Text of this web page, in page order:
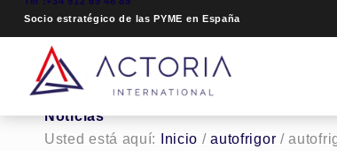
Socio estratégico de las PYME en España
Noticias
Usted está aquí:
Inicio / autofrigor /